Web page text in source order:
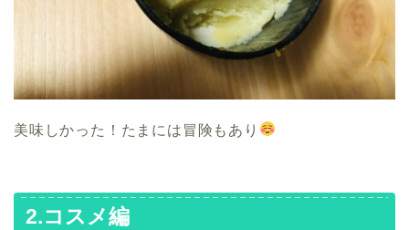
美味しかった！たまには冒険もあり
2.コスメ編